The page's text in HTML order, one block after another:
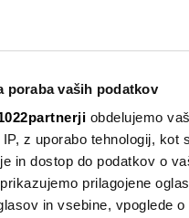
poraba vaših podatkov
obdelujemo
z uporabo tehnologij, kot
in dostop do podatkov o
prilagojene
in vsebine, vpoglede
SMART